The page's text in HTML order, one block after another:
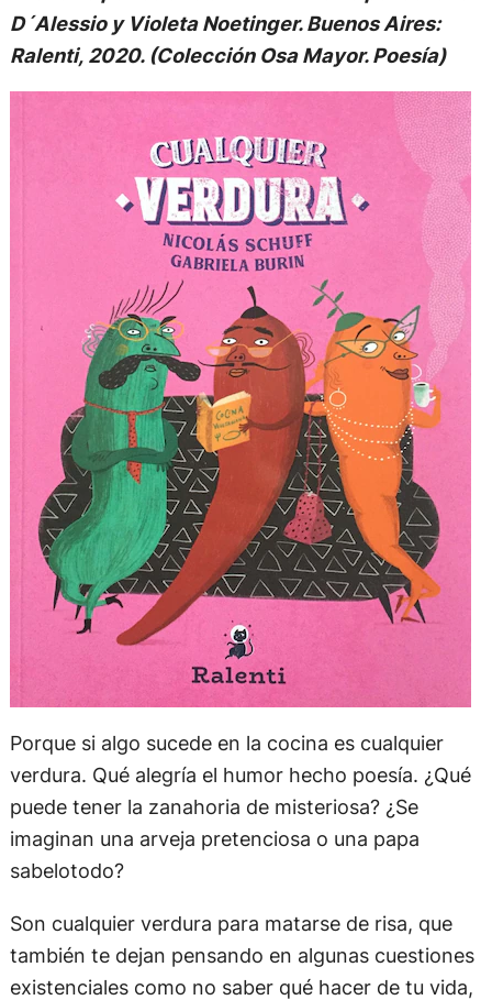
D´Alessio y Violeta Noetinger. Buenos Aires:
Ralenti, 2020. (Colección Osa Mayor. Poesía)
Porque si algo sucede en la cocina es cualquier
verdura. Qué alegría el humor hecho poesía. ¿Qué
puede tener la zanahoria de misteriosa? ¿Se
imaginan una arveja pretenciosa o una papa
sabelotodo?
Son cualquier verdura para matarse de risa, que
también te dejan pensando en algunas cuestiones
existenciales como no saber qué hacer de tu vida,